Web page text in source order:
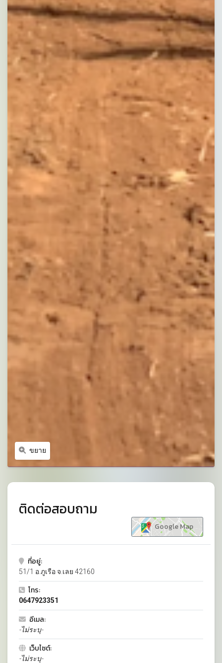
ขยาย
ติดต่อสอบถาม
Google Map
ที่อยู่:
51/1 อ.ภูเรือ จ.เลย 42160
โทร:
0647923351
อีเมล:
-ไม่ระบุ-
เว็บไซต์:
-ไม่ระบุ-